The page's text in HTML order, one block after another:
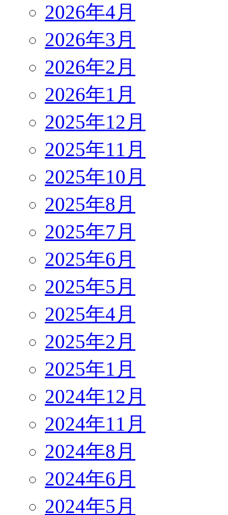
2026年4月
2026年3月
2026年2月
2026年1月
2025年12月
2025年11月
2025年10月
2025年8月
2025年7月
2025年6月
2025年5月
2025年4月
2025年2月
2025年1月
2024年12月
2024年11月
2024年8月
2024年6月
2024年5月